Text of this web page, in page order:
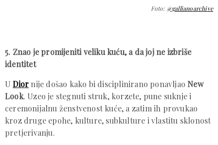
Foto: @gallianoarchive
5. Znao je promijeniti veliku kuću, a da joj ne izbriše
identitet
UDior nije došao kako bi disciplinirano ponavljaoNew
Look. Uzeo je stegnuti struk, korzete, pune suknje i
ceremonijalnu ženstvenost kuće, a zatim ih provukao
kroz druge epohe, kulture, subkulture i vlastitu sklonost
pretjerivanju.